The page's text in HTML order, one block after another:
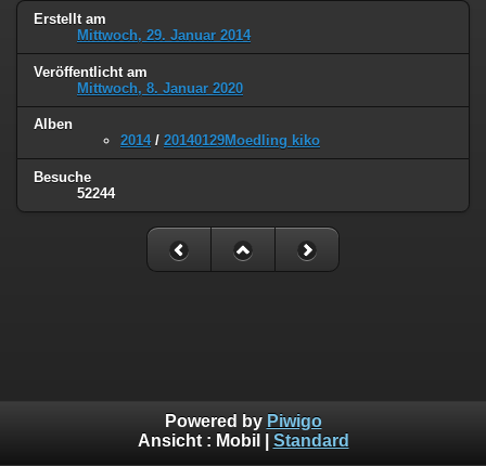
Erstellt am
Mittwoch, 29. Januar 2014
Veröffentlicht am
Mittwoch, 8. Januar 2020
Alben
2014/ 20140129Moedling kiko
Besuche
52244
Powered by Piwigo
Ansicht : Mobil Standard